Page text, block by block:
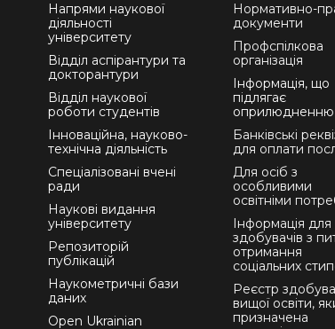
Напрями наукової
діяльності
університету
Відділ аспірантури та
докторантури
Відділ наукової
роботи студентів
Інноваційна, науково-
технічна діяльність
Спеціалізовані вчені
ради
Наукові видання
університету
Репозиторій
публікацій
Наукометричні бази
даних
Open Ukrainian
Нормативно-
документи
Профспілкова
організація
Інформація, що
підлягає
оприлюдненню
Банківські
для оплати
Для осіб з
особливими
освітніми
Інформація для
здобувачів з
отримання
соціальних
Реєстр
вищої освіти,
призначена